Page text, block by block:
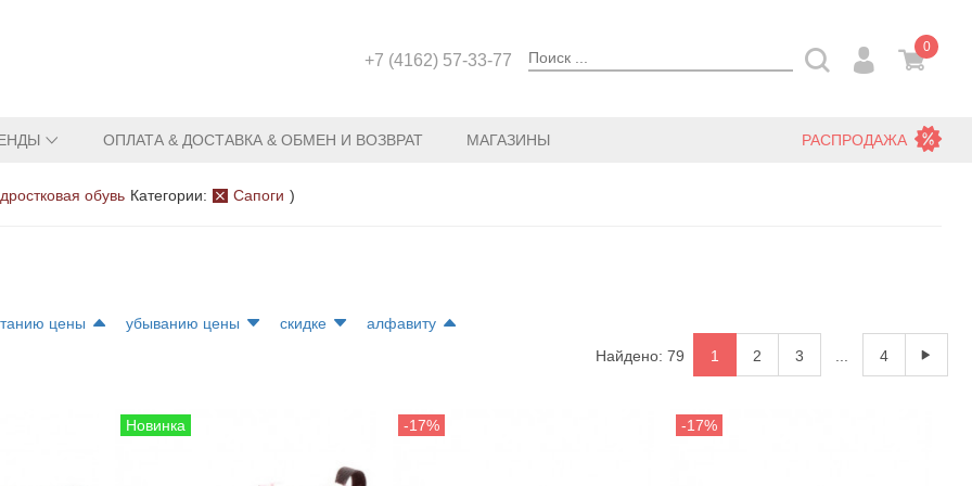
+7 (4162) 57-33-77
0
ОПЛАТА & ДОСТАВКА & ОБМЕН И ВОЗВРАТ МАГАЗИНЫ РАСПРОДАЖА
обувь Категории: Сапоги )
цены убыванию цены скидке
алфавиту
Найдено: 79
1 2 3 4